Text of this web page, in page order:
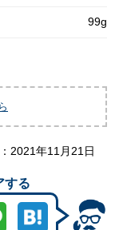
99g
2021年11月21日
ェアする